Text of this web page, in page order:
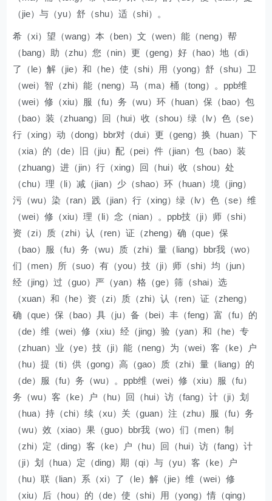
（jie）与（yu）舒（shu）适（shi）。
希（xi）望（wang）本（ben）文（wen）能（neng）帮
（bang）助（zhu）您（nin）更（geng）好（hao）地（di）
了（le）解（jie）和（he）使（shi）用（yong）舒（shu）卫
（wei）智（zhi）能（neng）马（ma）桶（tong）。ppb维
（wei）修（xiu）服（fu）务（wu）环（huan）保（bao）包
（bao）装（zhuang）回（hui）收（shou）绿（lv）色（se）
行（xing）动（dong）bbr对（dui）更（geng）换（huan）下
（xia）的（de）旧（jiu）配（pei）件（jian）包（bao）装
（zhuang）进（jin）行（xing）回（hui）收（shou）处
（chu）理（li）减（jian）少（shao）环（huan）境（jing）
污（wu）染（ran）践（jian）行（xing）绿（lv）色（se）维
（wei）修（xiu）理（li）念（nian）。ppb技（ji）师（shi）
资（zi）质（zhi）认（ren）证（zheng）确（que）保
（bao）服（fu）务（wu）质（zhi）量（liang）bbr我（wo）
们（men）所（suo）有（you）技（ji）师（shi）均（jun）
经（jing）过（guo）严（yan）格（ge）筛（shai）选
（xuan）和（he）资（zi）质（zhi）认（ren）证（zheng）
确（que）保（bao）具（ju）备（bei）丰（feng）富（fu）的
（de）维（wei）修（xiu）经（jing）验（yan）和（he）专
（zhuan）业（ye）技（ji）能（neng）为（wei）客（ke）户
（hu）提（ti）供（gong）高（gao）质（zhi）量（liang）的
（de）服（fu）务（wu）。ppb维（wei）修（xiu）服（fu）
务（wu）客（ke）户（hu）回（hui）访（fang）计（ji）划
（hua）持（chi）续（xu）关（guan）注（zhu）服（fu）务
（wu）效（xiao）果（guo）bbr我（wo）们（men）制
（zhi）定（ding）客（ke）户（hu）回（hui）访（fang）计
（ji）划（hua）定（ding）期（qi）与（yu）客（ke）户
（hu）联（lian）系（xi）了（le）解（jie）维（wei）修
（xiu）后（hou）的（de）使（shi）用（yong）情（qing）